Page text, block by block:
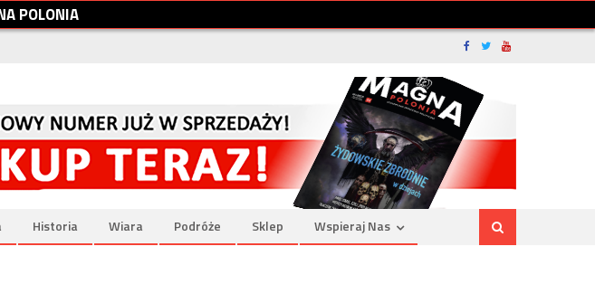
APOLONIA
Historia Wiara Podróże Sklep Wspieraj Nas